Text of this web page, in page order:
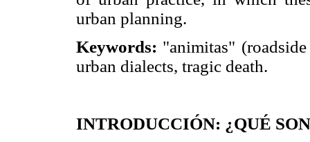
urban planning.
Keywords: "animitas"
urban dialects, tragic death.
INTRODUCCIÓN: ¿QUÉ